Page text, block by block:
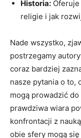
Historia:
religie i jak
Nade wszystko,
postrzegamy
coraz bardziej
nasze pytania o to,
mogą prowadzić
prawdziwa wiara
konfrontacji z
obie sfery mogą się